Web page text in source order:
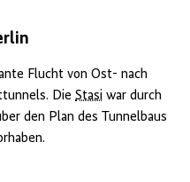
Flucht von Ost- nach
Die Stasi war durch
den Plan des Tunnelbaus